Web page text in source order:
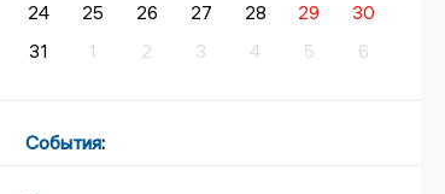
24
25 26 27 28 29
30
31
1 2 3 4 5 6
События: